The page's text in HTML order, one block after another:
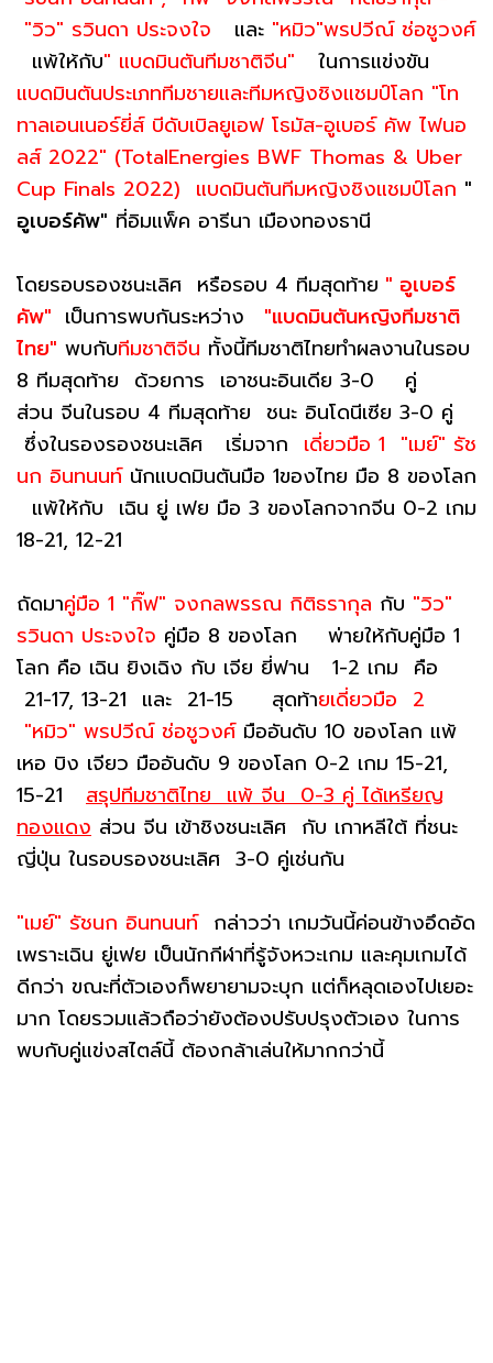
"วิว" รวินดา ประจงใจ
และ "หมิว"พรปวีณ์ ช่อชูวงศ์
แพ้ให้กับ" แบดมินตันทีมชาติจีน" ในการแข่งขัน
แบดมินตันประเภททีมชายและทีมหญิงชิงแชมป์โลก "โท
ทาลเอนเนอร์ยี่ส์ บีดับเบิลยูเอฟ โธมัส-อูเบอร์ คัพ ไฟนอ
ลส์ 2022" (TotalEnergies BWF Thomas & Uber
Cup Finals 2022) แบดมินตันทีมหญิงชิงแชมป์โลก "
อูเบอร์คัพ" ที่อิมแพ็ค อารีนา เมืองทองธานี
โดยรอบรองชนะเลิศ หรือรอบ 4 ทีมสุดท้าย " อูเบอร์
คัพ" เป็นการพบกันระหว่าง "แบดมินตันหญิงทีมชาติ
ไทย" พบกับทีมชาติจีน ทั้งนี้ทีมชาติไทยทำผลงานในรอบ
8 ทีมสุดท้าย ด้วยการ เอาชนะอินเดีย 3-0 คู่
ส่วน จีนในรอบ 4 ทีมสุดท้าย ชนะ อินโดนีเซีย 3-0 คู่
ซึ่งในรองรองชนะเลิศ เริ่มจาก เดี่ยวมือ 1 "เมย์" รัช
นก อินทนนท์นักแบดมินตันมือ 1ของไทย มือ 8 ของโลก
แพ้ให้กับ เฉิน ยู่ เฟย มือ 3 ของโลกจากจีน 0-2 เกม
18-21, 12-21
ถัดมาคู่มือ 1 "กิ๊ฟ" จงกลพรรณ กิติธรากุล กับ "วิว"
รวินดา ประจงใจ คู่มือ 8 ของโลก พ่ายให้กับคู่มือ 1
โลก คือ เฉิน ยิงเฉิง กับ เจีย ยี่ฟาน 1-2 เกม คือ
21-17, 13-21 และ 21-15 สุดท้ายเดี่ยวมือ 2
"หมิว" พรปวีณ์ ช่อชูวงศ์มืออันดับ 10 ของโลก แพ้
เหอ บิง เจียว มืออันดับ 9 ของโลก 0-2 เกม 15-21,
15-21 สรุปทีมชาติไทย แพ้ จีน 0-3 คู่ ได้เหรียญ
ทองแดง ส่วน จีน เข้าชิงชนะเลิศ กับ เกาหลีใต้ ที่ชนะ
ญี่ปุ่น ในรอบรองชนะเลิศ 3-0 คู่เช่นกัน
"เมย์" รัชนก อินทนนท์ กล่าวว่า เกมวันนี้ค่อนข้างอึดอัด
เพราะเฉิน ยู่เฟย เป็นนักกีฬาที่รู้จังหวะเกม และคุมเกมได้
ดีกว่า ขณะที่ตัวเองก็พยายามจะบุก แต่ก็หลุดเองไปเยอะ
มาก โดยรวมแล้วถือว่ายังต้องปรับปรุงตัวเอง ในการ
พบกับคู่แข่งสไตล์นี้ ต้องกล้าเล่นให้มากกว่านี้